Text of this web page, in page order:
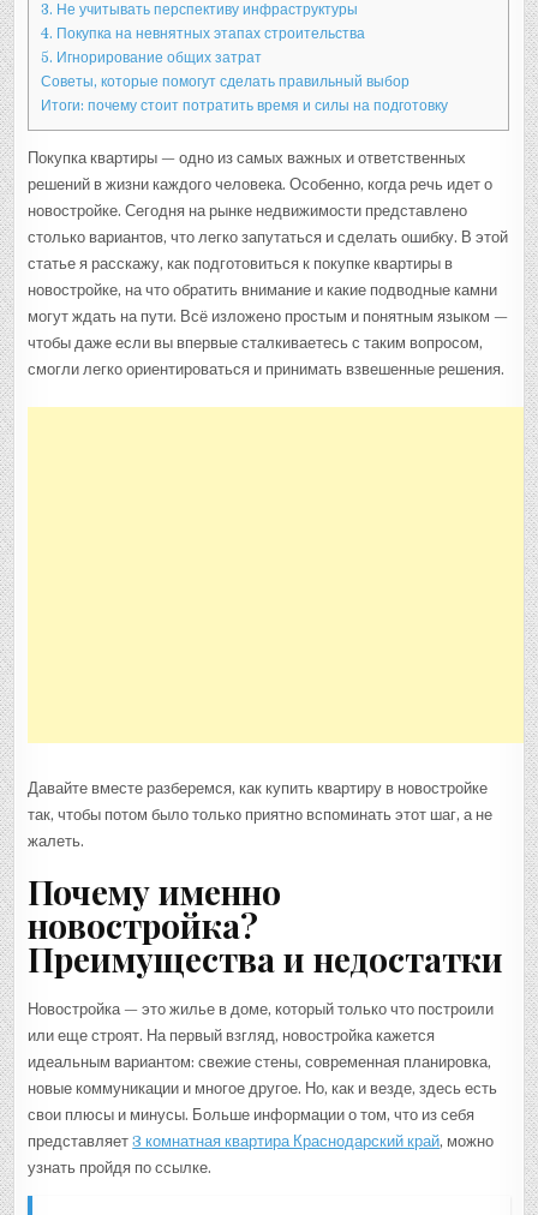
3. Не учитывать перспективу инфраструктуры
4. Покупка на невнятных этапах строительства
5. Игнорирование общих затрат
Советы, которые помогут сделать правильный выбор
Итоги: почему стоит потратить время и силы на подготовку
Покупка квартиры — одно из самых важных и ответственных
решений в жизни каждого человека. Особенно, когда речь идет о
новостройке. Сегодня на рынке недвижимости представлено
столько вариантов, что легко запутаться и сделать ошибку. В этой
статье я расскажу, как подготовиться к покупке квартиры в
новостройке, на что обратить внимание и какие подводные камни
могут ждать на пути. Всё изложено простым и понятным языком —
чтобы даже если вы впервые сталкиваетесь с таким вопросом,
смогли легко ориентироваться и принимать взвешенные решения.
Давайте вместе разберемся, как купить квартиру в новостройке
так, чтобы потом было только приятно вспоминать этот шаг, а не
жалеть.
Почему именно
новостройка?
Преимущества и недостатки
Новостройка — это жилье в доме, который только что построили
или еще строят. На первый взгляд, новостройка кажется
идеальным вариантом: свежие стены, современная планировка,
новые коммуникации и многое другое. Но, как и везде, здесь есть
свои плюсы и минусы. Больше информации о том, что из себя
представляет3 комнатная квартира Краснодарский край, можно
узнать пройдя по ссылке.